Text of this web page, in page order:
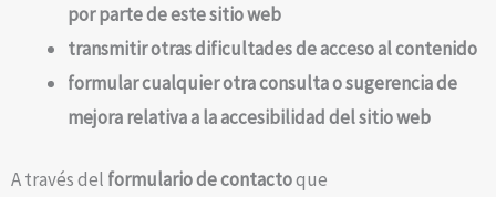
por parte de este sitio web
transmitir otras dificultades de acceso al contenido
formular cualquier otra consulta o sugerencia de
mejora relativa a la accesibilidad del sitio web
A través del formulario de contactoque